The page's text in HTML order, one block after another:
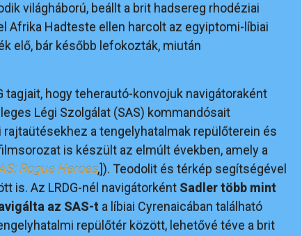
világháború, beállt a brit hadsereg rhodéziai
Afrika Hadteste ellen harcolt az egyiptomi-líbiai
elő, bár később lefokozták, miután
tagjait, hogy teherautó-konvojuk navigátoraként
Légi Szolgálat (SAS) kommandósait
a tengelyhatalmak repülőterein és
is készült az elmúlt években, amely a
Rogue Heroes,]). Teodolit és térkép segítségével
is. Az LRDG-nél navigátorként Sadler több mint
az SAS-t a líbiai Cyrenaicában található
repülőtér között, lehetővé téve a brit